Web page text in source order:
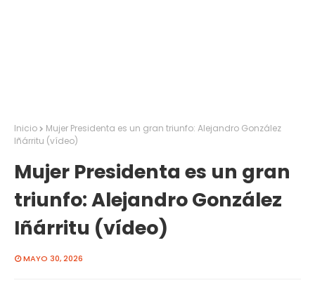
Inicio
Mujer Presidenta es un gran triunfo: Alejandro González
Iñárritu (vídeo)
Mujer Presidenta es un gran
triunfo: Alejandro González
Iñárritu (vídeo)
MAYO 30, 2026